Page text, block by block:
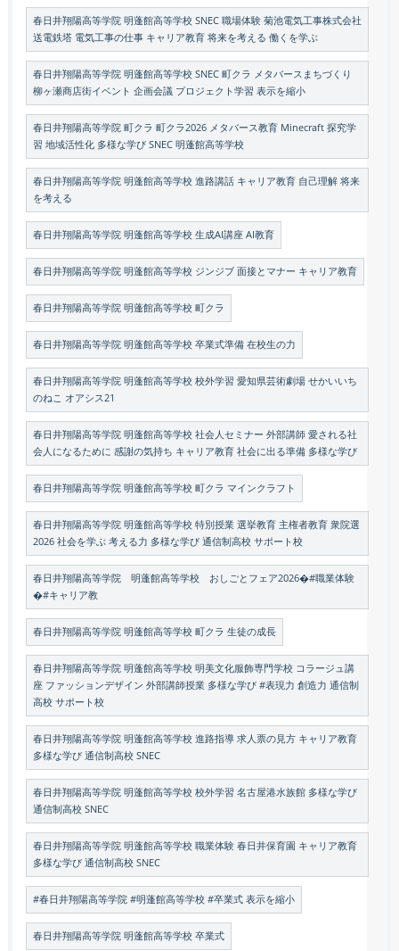
春日井翔陽高等学院 明蓬館高等学校 SNEC 職場体験 菊池電気工事株式会社
送電鉄塔 電気工事の仕事 キャリア教育 将来を考える 働くを学ぶ
春日井翔陽高等学院 明蓬館高等学校 SNEC 町クラ メタバースまちづくり
柳ヶ瀬商店街イベント 企画会議 プロジェクト学習 表示を縮小
春日井翔陽高等学院 町クラ 町クラ2026 メタバース教育 Minecraft 探究学
習 地域活性化 多様な学び SNEC 明蓬館高等学校
春日井翔陽高等学院 明蓬館高等学校 進路講話 キャリア教育 自己理解 将来
を考える
春日井翔陽高等学院 明蓬館高等学校 生成AI講座 AI教育
春日井翔陽高等学院 明蓬館高等学校 ジンジブ 面接とマナー キャリア教育
春日井翔陽高等学院 明蓬館高等学校 町クラ
春日井翔陽高等学院 明蓬館高等学校 卒業式準備 在校生の力
春日井翔陽高等学院 明蓬館高等学校 校外学習 愛知県芸術劇場 せかいいち
のねこ オアシス21
春日井翔陽高等学院 明蓬館高等学校 社会人セミナー 外部講師 愛される社
会人になるために 感謝の気持ち キャリア教育 社会に出る準備 多様な学び
春日井翔陽高等学院 明蓬館高等学校 町クラ マインクラフト
春日井翔陽高等学院 明蓬館高等学校 特別授業 選挙教育 主権者教育 衆院選
2026 社会を学ぶ 考える力 多様な学び 通信制高校 サポート校
春日井翔陽高等学院 明蓬館高等学校 おしごとフェア2026�#職業体験
�#キャリア教
春日井翔陽高等学院 明蓬館高等学校 町クラ 生徒の成長
春日井翔陽高等学院 明蓬館高等学校 明美文化服飾専門学校 コラージュ講
座 ファッションデザイン 外部講師授業 多様な学び #表現力 創造力 通信制
高校 サポート校
春日井翔陽高等学院 明蓬館高等学校 進路指導 求人票の見方 キャリア教育
多様な学び 通信制高校 SNEC
春日井翔陽高等学院 明蓬館高等学校 校外学習 名古屋港水族館 多様な学び
通信制高校 SNEC
春日井翔陽高等学院 明蓬館高等学校 職業体験 春日井保育園 キャリア教育
多様な学び 通信制高校 SNEC
#春日井翔陽高等学院 #明蓬館高等学校 #卒業式 表示を縮小
春日井翔陽高等学院 明蓬館高等学校 卒業式